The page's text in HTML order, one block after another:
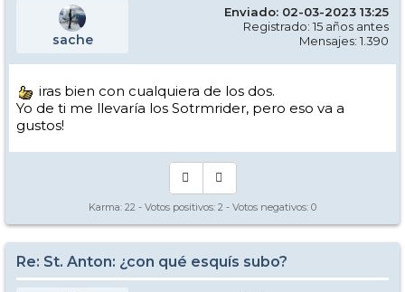
sache
Enviado: 02-03-2023 13:25
Registrado: 15 años antes
Mensajes: 1.390
iras bien con cualquiera de los dos.
Yo de ti me llevaría los Sotrmrider, pero eso va a
gustos!
Karma: 22 - Votos positivos: 2 - Votos negativos: 0
Re: St. Anton: ¿con qué esquís subo?